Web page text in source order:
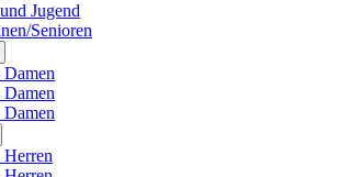
Jugend
Senioren
Damen
Damen
Damen
Herren